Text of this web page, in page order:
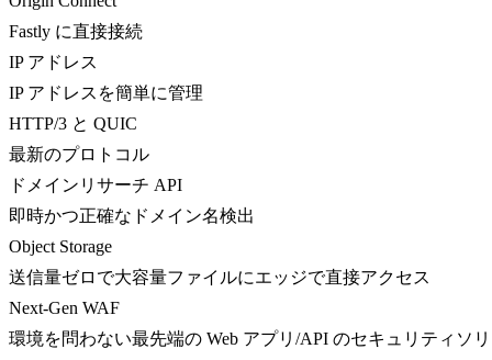
Fastly に直接接続
IP アドレス
IP アドレスを簡単に管理
HTTP/3 と QUIC
最新のプロトコル
ドメインリサーチ API
即時かつ正確なドメイン名検出
Object Storage
送信量ゼロで大容量ファイルにエッジで直接アクセス
Next-Gen WAF
環境を問わない最先端の Web アプリ/API のセキュリティソ